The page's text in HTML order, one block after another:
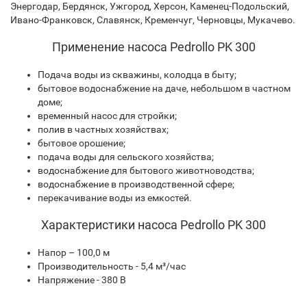
Энергодар, Бердянск, Ужгород, Херсон, Каменец-Подольский,
Ивано-Франковск, Славянск, Кременчуг, Черновцы, Мукачево.
Применение насоса Pedrollo PK 300
Подача воды из скважины, колодца в быту;
бытовое водоснабжение на даче, небольшом в частном
доме;
временный насос для стройки;
полив в частных хозяйствах;
бытовое орошение;
подача воды для сельского хозяйства;
водоснабжение для бытового животноводства;
водоснабжение в производственной сфере;
перекачивание воды из емкостей.
Характеристики насоса Pedrollo PK 300
Напор – 100,0 м
Производительность - 5,4 м³/час
Напряжение - 380 В